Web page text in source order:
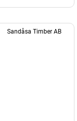
Sandåsa Timber AB